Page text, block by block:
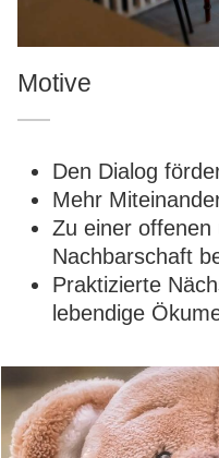
Motive
Den Dialog
Mehr
Zu einer offenen
Nachbarschaft
Praktizierte
lebendige